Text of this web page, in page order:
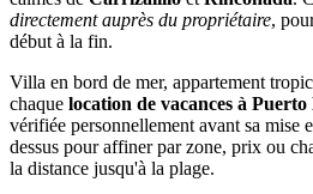
directement auprès du propriétaire,
début à la fin.
Villa en bord de mer, appartement
chaque location de vacances à
vérifiée personnellement avant sa
dessus pour affiner par zone, prix ou
la distance jusqu'à la plage.